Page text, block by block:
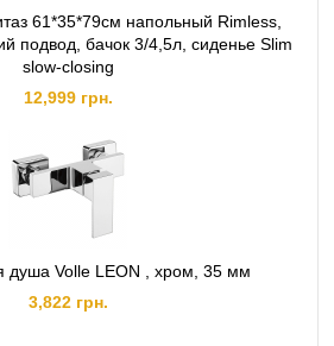
61*35*79см напольный Rimless,
подвод, бачок 3/4,5л, сиденье Slim
slow-closing
12,999 грн.
душа Volle LEON , хром, 35 мм
3,822 грн.